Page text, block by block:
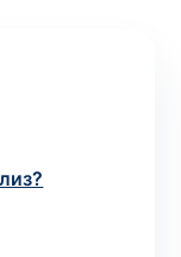
мазки та
для них